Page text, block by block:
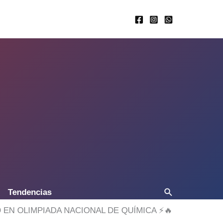
Tendencias Buscar
OLIMPIADA NACIONAL DE QUÍMICA ⚡🔥